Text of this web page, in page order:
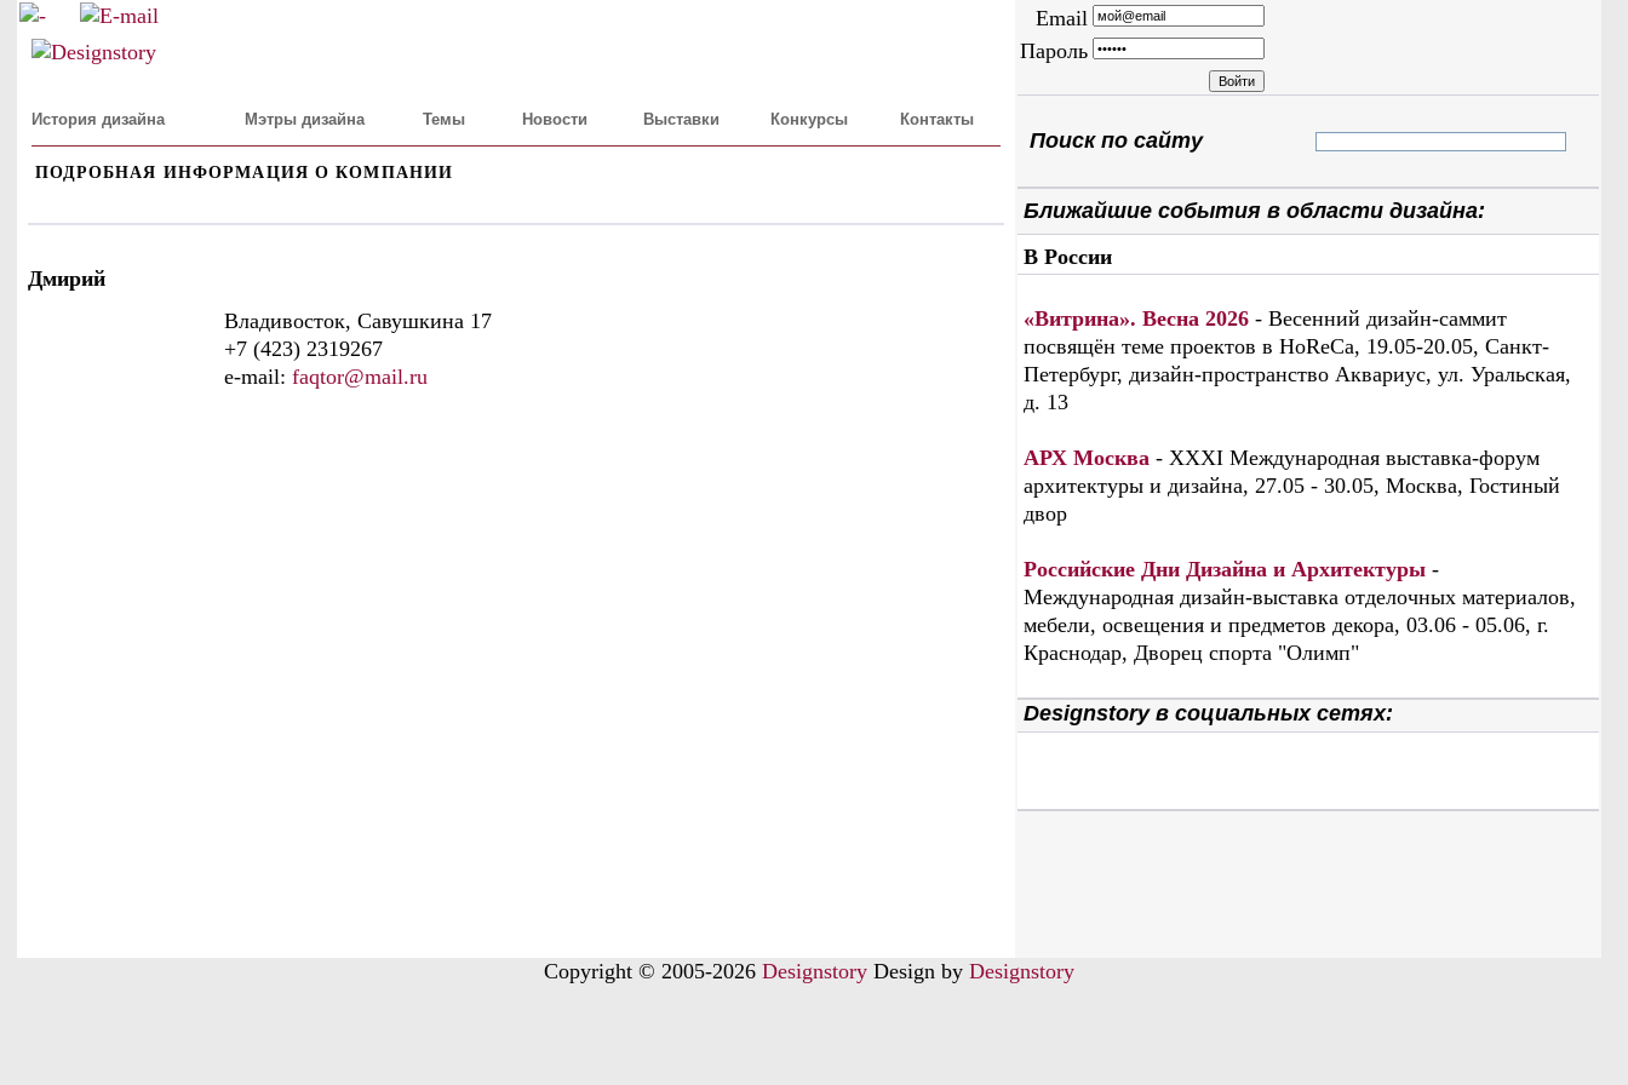
История дизайна Мэтры дизайна Темы Новости Выставки Конкурсы Контакты
ПОДРОБНАЯ ИНФОРМАЦИЯ О КОМПАНИИ
Дмирий
Владивосток, Савушкина 17
+7 (423) 2319267
e-mail: faqtor@mail.ru
Email
Пароль
Поиск по сайту
Ближайшие события в области дизайна:
В России
«Витрина». Весна 2026 - Весенний дизайн-саммит
посвящён теме проектов в HoReCa, 19.05-20.05, Санкт-
Петербург, дизайн-пространство Аквариус, ул. Уральская,
д. 13
АРХ Москва - XXXI Международная выставка-форум
архитектуры и дизайна, 27.05 - 30.05, Москва, Гостиный
двор
Российские Дни Дизайна и Архитектуры -
Международная дизайн-выставка отделочных материалов,
мебели, освещения и предметов декора, 03.06 - 05.06, г.
Краснодар, Дворец спорта "Олимп"
Designstory в социальных сетях:
Copyright © 2005-2026 Designstory Design by Designstory